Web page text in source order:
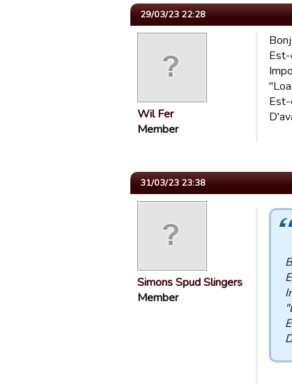
29/03/23 22:28
Wil Fer
Member
Est-
Est-
31/03/23 23:38
Simons Spud Slingers
Member